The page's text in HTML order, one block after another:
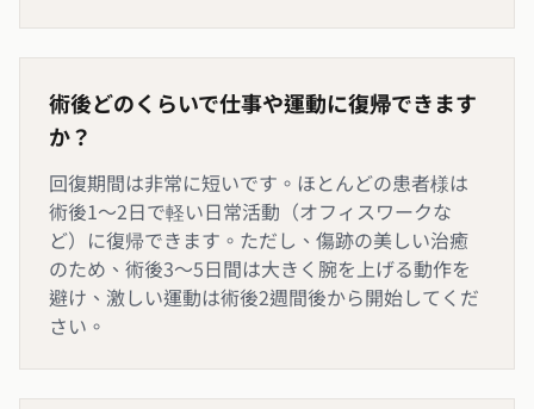
術後どのくらいで仕事や運動に復帰できます
か？
回復期間は非常に短いです。ほとんどの患者様は
術後1～2日で軽い日常活動（オフィスワークな
ど）に復帰できます。ただし、傷跡の美しい治癒
のため、術後3～5日間は大きく腕を上げる動作を
避け、激しい運動は術後2週間後から開始してくだ
さい。